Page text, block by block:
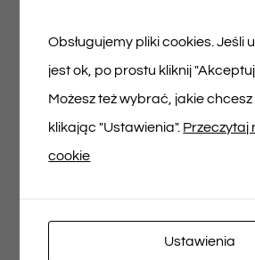
Musisz sięzalogować, aby dodać
Udostępnij na
Obsługujemy pliki cookies. Jeśli
jest ok, po prostu kliknij
Możesz też wybrać, jakie chcesz
klikając "Ustawienia". Przeczytaj
cookie
Ustawienia